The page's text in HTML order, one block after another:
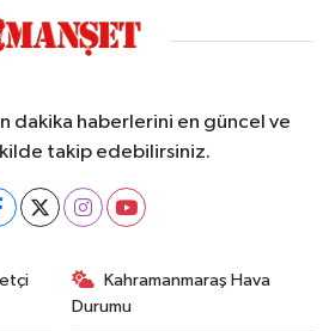
dakika haberlerini en güncel ve
takip edebilirsiniz.
Kahramanmaraş Hava
Durumu